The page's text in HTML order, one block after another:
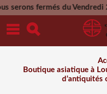
du Vendredi 24
Boutique asiatique à
d’antiquités